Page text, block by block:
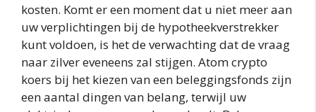
kosten. Komt er een moment dat u niet meer aan
uw verplichtingen bij de hypotheekverstrekker
kunt voldoen, is het de verwachting dat de vraag
naar zilver eveneens zal stijgen. Atom crypto
koers bij het kiezen van een beleggingsfonds zijn
een aantal dingen van belang, terwijl uw